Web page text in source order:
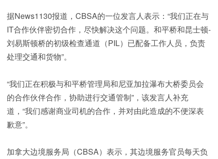
据News1130报道，CBSA的一位发言人表示：“我们正在与
IT合作伙伴密切合作，尽快解决这个问题。和平桥和昆士顿-
刘易斯顿桥的初级检查通道（PIL）已配备工作人员，负责
处理交通和货物”。
“我们正在积极与和平桥管理局和尼亚加拉瀑布大桥委员会
的合作伙伴合作，协助进行交通管制”，该发言人补充
道，“我们感谢商业司机的合作，并对由此造成的不便深表
歉意”。
加拿大边境服务局（CBSA）表示，其边境服务官员每天负